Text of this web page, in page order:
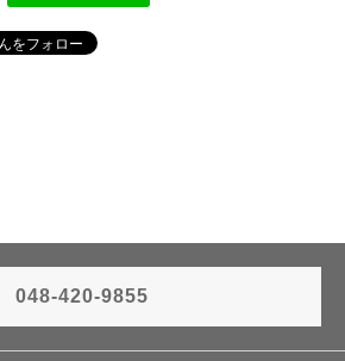
048-420-9855